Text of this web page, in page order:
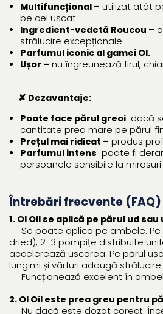
Multifuncțional – utilizat atât
pe cel uscat.
Ingredient-vedetă Roucou –
strălucire excepționale.
Parfumul iconic al gamei OI.
Ușor – nu îngreunează firul,
✘ Dezavantaje:
Poate face părul greoi dacă
cantitate prea mare pe părul
Prețul mai ridicat – produs
Parfumul intens poate fi
persoanele sensibile la mirosuri.
Întrebări frecvente (FAQ)
1. OI Oil se aplică pe părul ud
Se poate aplica pe ambele.
dried), 2-3 pompițe distribuite
accelerează uscarea. Pe părul
lungimi și vârfuri adaugă
Funcționează excelent în
2. OI Oil este prea greu pentru
Nu dacă este dozat corect.